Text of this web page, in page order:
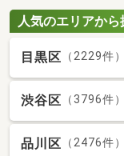
人気のエリアから
目黒区 （2229件）
渋谷区 （3796件）
品川区 （2476件）